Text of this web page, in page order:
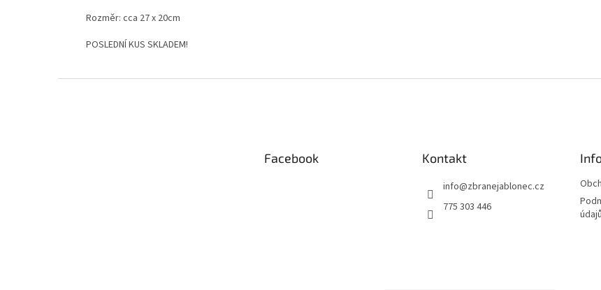
Rozměr: cca 27 x 20cm
POSLEDNÍ KUS SKLADEM!
Facebook Kontakt
info@zbranejablonec.cz
775 303 446
údajů